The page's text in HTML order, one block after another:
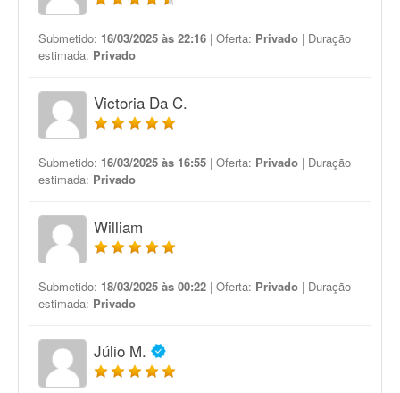
Submetido: 16/03/2025 às 22:16 | Oferta: Privado | Duração
estimada: Privado
Victoria Da C.
Submetido: 16/03/2025 às 16:55 | Oferta: Privado | Duração
estimada: Privado
William
Submetido: 18/03/2025 às 00:22 | Oferta: Privado | Duração
estimada: Privado
Júlio M.